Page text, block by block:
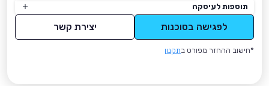
תוספות לעיסקה
לפגישה בסוכנות יצירת קשר
*חישוב ההחזר מפורט בתקנון